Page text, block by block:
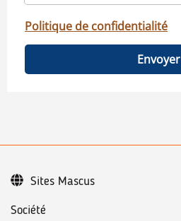
Politique de confidentialité
Envoyer
Société
Sites Mascus